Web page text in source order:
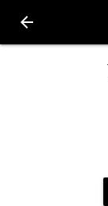
arrow_back